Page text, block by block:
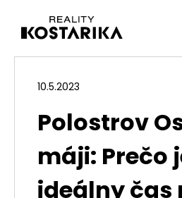
10.5.2023
Polostrov
máji: Prečo
ideálny čas